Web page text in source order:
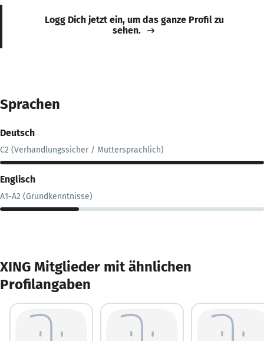
Logg Dich jetzt ein, um das ganze Profil zu
sehen.
Sprachen
Deutsch
C2 (Verhandlungssicher / Muttersprachlich)
Englisch
A1-A2 (Grundkenntnisse)
XING Mitglieder mit ähnlichen
Profilangaben